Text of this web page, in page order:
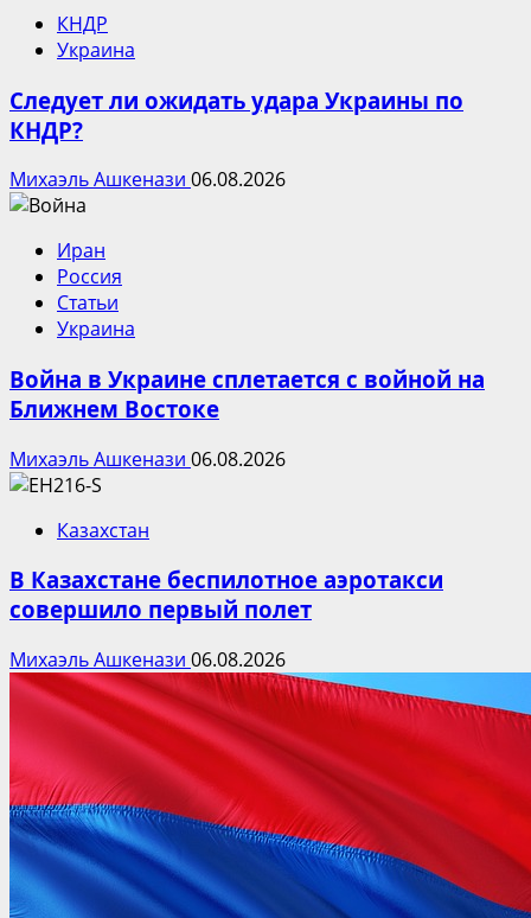
КНДР
Украина
Следует ли ожидать удара Украины по
КНДР?
Михаэль Ашкенази 06.08.2026
Иран
Россия
Статьи
Украина
Война в Украине сплетается с войной на
Ближнем Востоке
Михаэль Ашкенази 06.08.2026
Казахстан
В Казахстане беспилотное аэротакси
совершило первый полет
Михаэль Ашкенази 06.08.2026